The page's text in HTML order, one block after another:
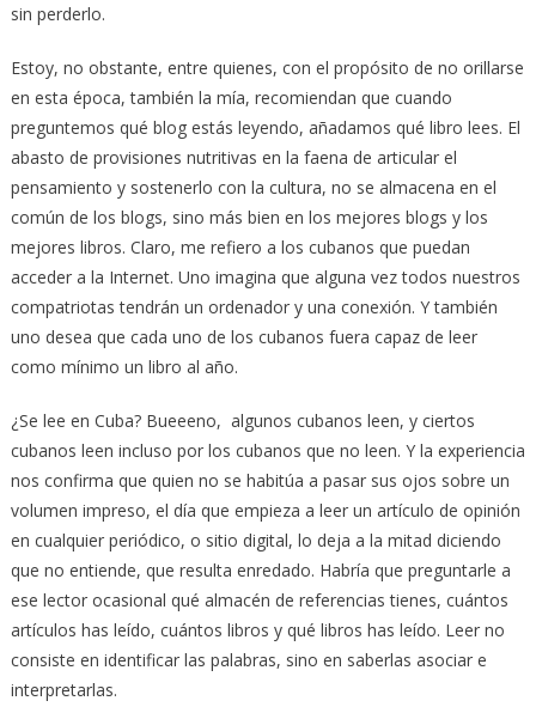
sin perderlo.
Estoy, no obstante, entre quienes, con el propósito de no orillarse
en esta época, también la mía, recomiendan que cuando
preguntemos qué blog estás leyendo, añadamos qué libro lees. El
abasto de provisiones nutritivas en la faena de articular el
pensamiento y sostenerlo con la cultura, no se almacena en el
común de los blogs, sino más bien en los mejores blogs y los
mejores libros. Claro, me refiero a los cubanos que puedan
acceder a la Internet. Uno imagina que alguna vez todos nuestros
compatriotas tendrán un ordenador y una conexión. Y también
uno desea que cada uno de los cubanos fuera capaz de leer
como mínimo un libro al año.
¿Se lee en Cuba? Bueeeno, algunos cubanos leen, y ciertos
cubanos leen incluso por los cubanos que no leen. Y la experiencia
nos confirma que quien no se habitúa a pasar sus ojos sobre un
volumen impreso, el día que empieza a leer un artículo de opinión
en cualquier periódico, o sitio digital, lo deja a la mitad diciendo
que no entiende, que resulta enredado. Habría que preguntarle a
ese lector ocasional qué almacén de referencias tienes, cuántos
artículos has leído, cuántos libros y qué libros has leído. Leer no
consiste en identificar las palabras, sino en saberlas asociar e
interpretarlas.